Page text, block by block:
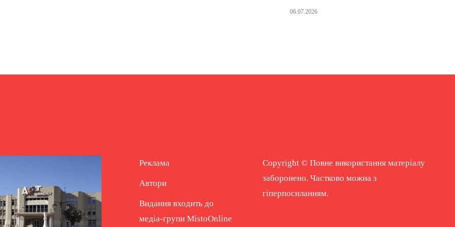
06.07.2026
Реклама
Автори
Видання входить до
медіа-групи MistoOnline
Copyright © Повне використання матеріалу
заборонено. Частково можна з
гіперпосиланням.